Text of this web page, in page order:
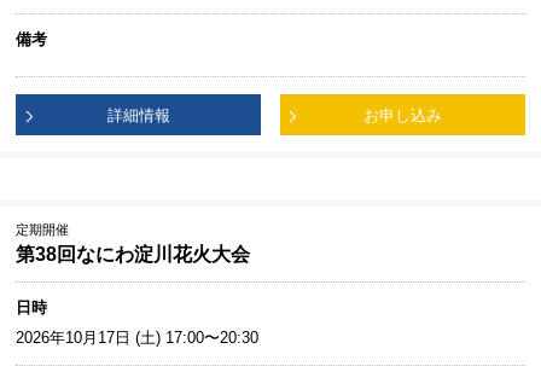
備考
詳細情報 お申し込み
定期開催
第38回なにわ淀川花火大会
日時
2026年10月17日 (土) 17:00〜20:30